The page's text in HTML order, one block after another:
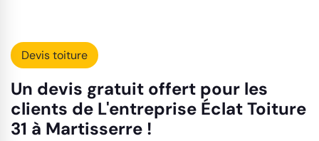
Devis toiture
Un devis gratuit offert pour les
clients de L'entreprise Éclat Toiture
31 à Martisserre !